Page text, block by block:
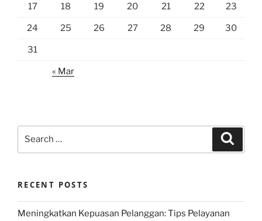
17 18 19 20 21 22 23
24 25 26 27 28 29 30
31
« Mar
RECENT POSTS
Meningkatkan Kepuasan Pelanggan: Tips Pelayanan